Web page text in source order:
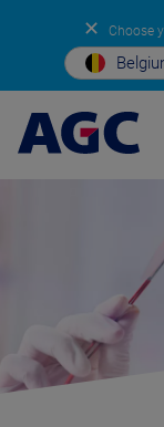
✕ Choose